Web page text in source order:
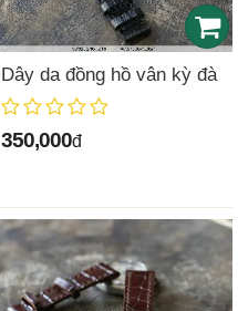
Dây da đồng hồ vân kỳ đà
350,000đ